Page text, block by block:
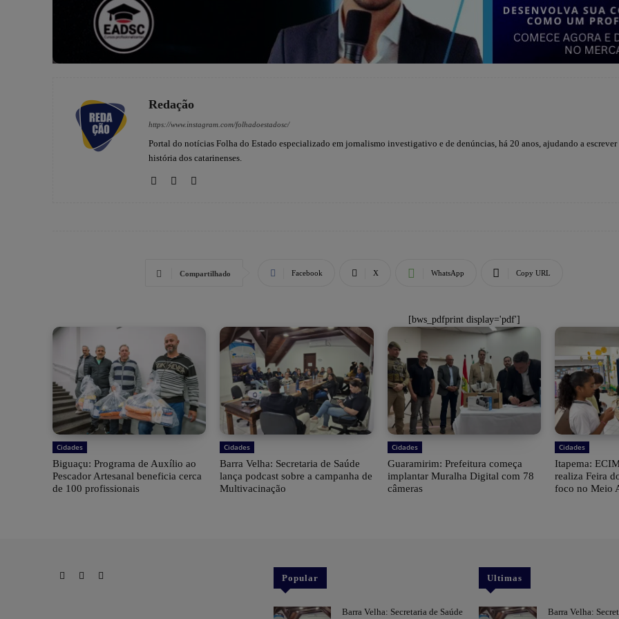
Redação
https://www.instagram.com/folhadoestadosc/
Portal do notícias Folha do Estado especializado em jornalismo investigativo e de denúncias, há 20 anos, ajudando a escrever
história dos catarinenses.
Compartilhado Facebook X WhatsApp Copy URL
[bws_pdfprint display='pdf']
Cidades
Biguaçu: Programa de Auxílio ao
Pescador Artesanal beneficia cerca
de 100 profissionais
Cidades
Barra Velha: Secretaria de Saúde
lança podcast sobre a campanha de
Multivacinação
Cidades
Guaramirim: Prefeitura começa
implantar Muralha Digital com 78
câmeras
Cidades
Itapema:
realiza Feira
foco no Meio
Popular
Barra Velha: Secretaria de Saúde
Ultimas
Barra Velha: